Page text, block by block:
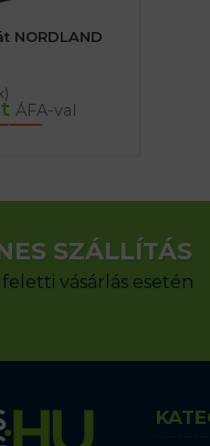
NORDLAND
ÁFA-val
SZÁLLÍTÁS
vásárlás esetén